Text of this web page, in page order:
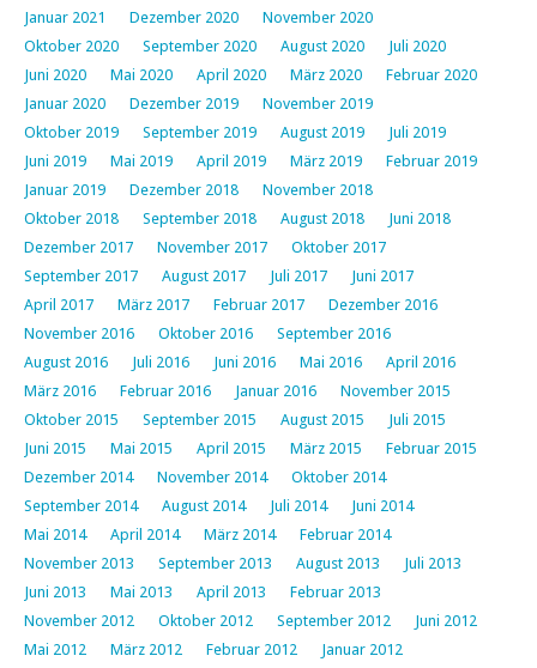
Januar 2021
Dezember 2020
November 2020
Oktober 2020
September 2020 August 2020
Juli 2020
Juni 2020
Mai 2020 April 2020 März 2020
Februar 2020
Januar 2020
Dezember 2019
November 2019
Oktober 2019
September 2019 August 2019
Juli 2019
Juni 2019
Mai 2019 April 2019 März 2019
Februar 2019
Januar 2019
Dezember 2018
November 2018
Oktober 2018
September 2018 August 2018
Juni 2018
Dezember 2017
November 2017
Oktober 2017
September 2017
August 2017 Juli 2017
Juni 2017
April 2017
März 2017 Februar 2017
Dezember 2016
November 2016
Oktober 2016
September 2016
August 2016
Juli 2016 Juni 2016 Mai 2016
April 2016
März 2016
Februar 2016 Januar 2016
November 2015
Oktober 2015
September 2015 August 2015
Juli 2015
Juni 2015
Mai 2015 April 2015 März 2015
Februar 2015
Dezember 2014
November 2014
Oktober 2014
September 2014
August 2014 Juli 2014
Juni 2014
Mai 2014
April 2014 März 2014
Februar 2014
November 2013
September 2013 August 2013
Juli 2013
Juni 2013
Mai 2013 April 2013
Februar 2013
November 2012
Oktober 2012 September 2012
Juni 2012
Mai 2012
März 2012 Februar 2012
Januar 2012